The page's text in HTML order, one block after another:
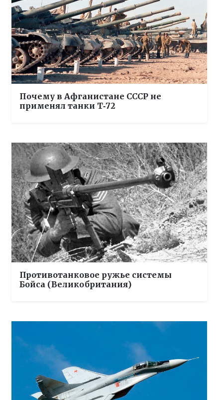
Почему в Афганистане СССР не
применял танки Т‑72
Противотанковое ружье системы
Бойса (Великобритания)